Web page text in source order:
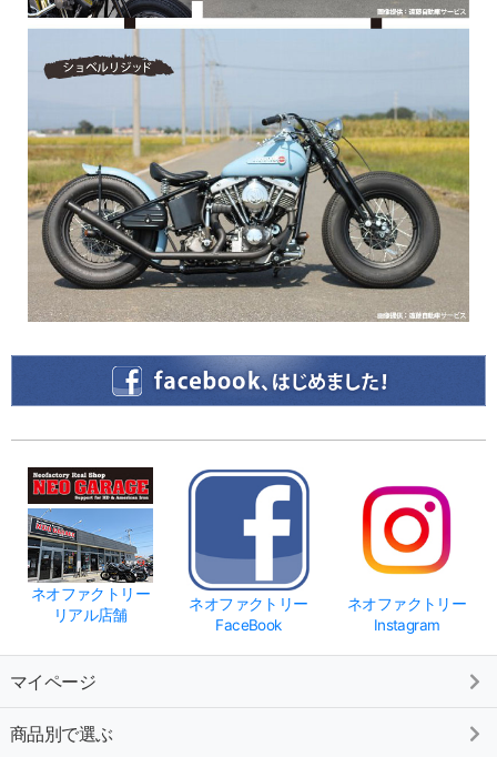
ネオファクトリー
リアル店舗
ネオファクトリー
FaceBook
ネオファクトリー
Instagram
マイページ
商品別で選ぶ